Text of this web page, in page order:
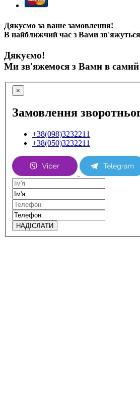
Дякуємо за ваше замовлення!
В найближчий час з Вами
Дякуємо!
Ми зв'яжемося з Вами в
×
Замовлення
+38(098)3232211
+38(050)3232211
НАДІСЛАТИ